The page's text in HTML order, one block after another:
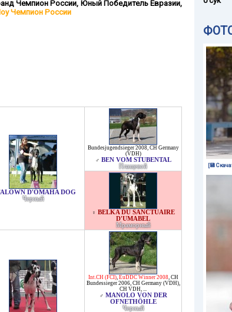
Чемпион России, Юный Победитель Евразии,
Чемпион России
D'OMAHA DOG
Черный
Bundesjugendsieger 2008, CH Germany
(VDH)
♂ BEN VOM STUBENTAL
Плащевой
♀ BELKA DU SANCTUAIRE
D'UMABEL
Мраморный
Int.CH (FCI), EuDDC Winner 2008, CH
Bundessieger 2006, CH Germany (VDH),
CH VDH, ...
♂ MANOLO VON DER
OFNETHÖHLE
Черный
[💾